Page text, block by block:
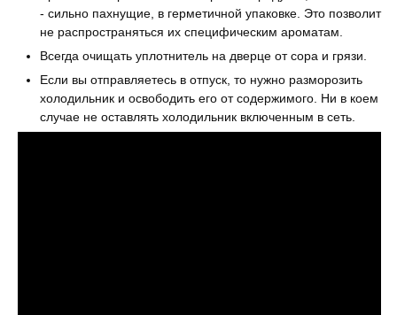
- сильно пахнущие, в герметичной упаковке. Это позволит
не распространяться их специфическим ароматам.
Всегда очищать уплотнитель на дверце от сора и грязи.
Если вы отправляетесь в отпуск, то нужно разморозить
холодильник и освободить его от содержимого. Ни в коем
случае не оставлять холодильник включенным в сеть.